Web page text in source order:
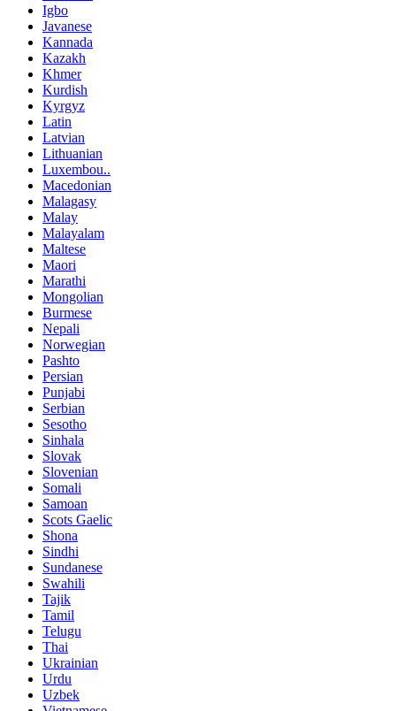
Igbo
Javanese
Kannada
Kazakh
Khmer
Kurdish
Kyrgyz
Latin
Latvian
Lithuanian
Luxembou..
Macedonian
Malagasy
Malay
Malayalam
Maltese
Maori
Marathi
Mongolian
Burmese
Nepali
Norwegian
Pashto
Persian
Punjabi
Serbian
Sesotho
Sinhala
Slovak
Slovenian
Somali
Samoan
Scots Gaelic
Shona
Sindhi
Sundanese
Swahili
Tajik
Tamil
Telugu
Thai
Ukrainian
Urdu
Uzbek